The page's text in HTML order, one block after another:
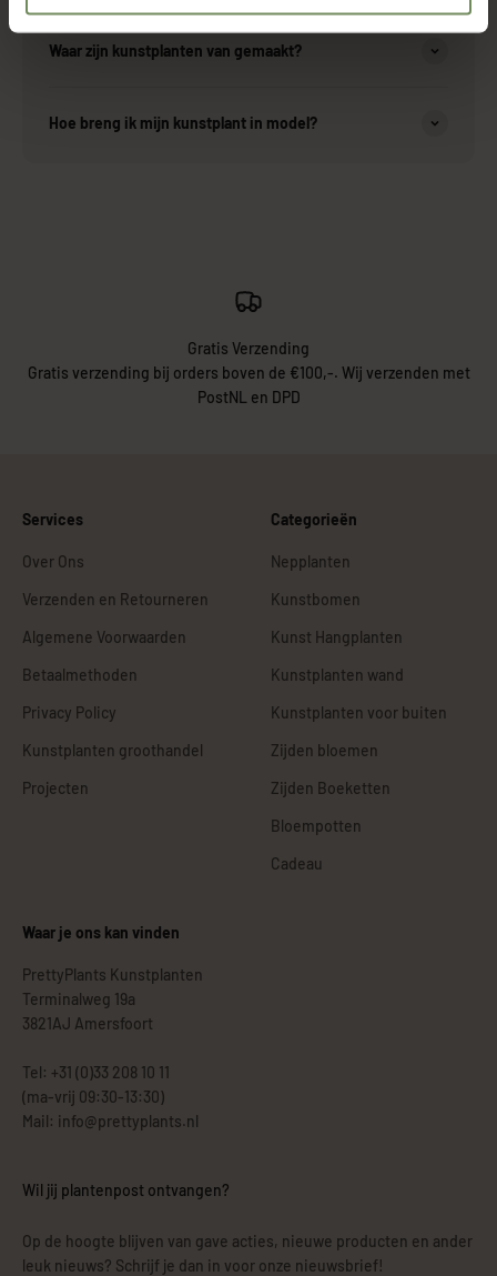
Waar zijn kunstplanten van gemaakt?
Hoe breng ik mijn kunstplant in model?
Gratis Verzending
Gratis verzending bij orders boven de €100,-. Wij verzenden met
PostNL en DPD
Services
Over Ons
Verzenden en Retourneren
Algemene Voorwaarden
Betaalmethoden
Privacy Policy
Kunstplanten groothandel
Projecten
Categorieën
Nepplanten
Kunstbomen
Kunst Hangplanten
Kunstplanten wand
Kunstplanten voor buiten
Zijden bloemen
Zijden Boeketten
Bloempotten
Cadeau
Waar je ons kan vinden
PrettyPlants Kunstplanten
Terminalweg 19a
3821AJ Amersfoort
Tel: +31 (0)33 208 10 11
(ma-vrij 09:30-13:30)
Mail: info@prettyplants.nl
Wil jij plantenpost ontvangen?
Op de hoogte blijven van gave acties, nieuwe producten en ander
leuk nieuws? Schrijf je dan in voor onze nieuwsbrief!